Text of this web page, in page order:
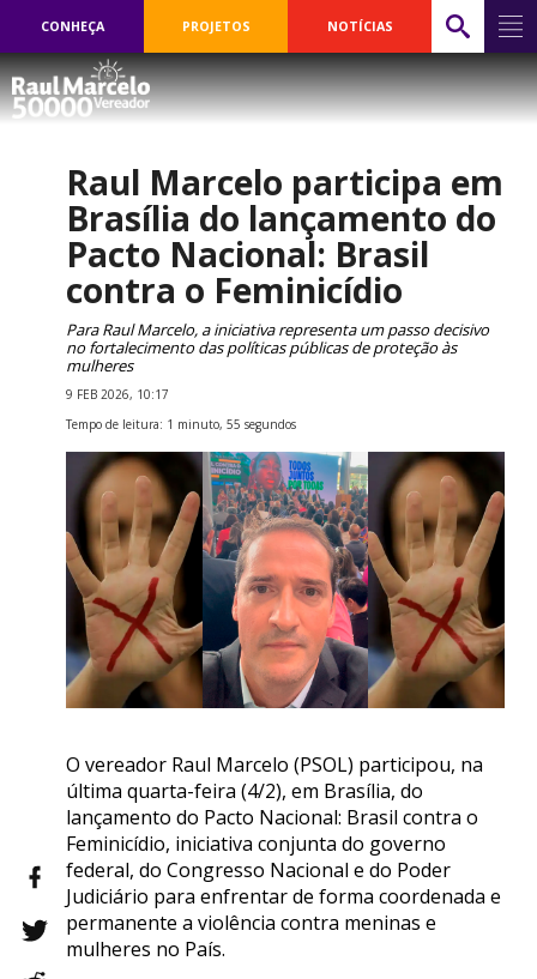
CONHEÇA PROJETOS NOTÍCIAS
Raul Marcelo participa em
Brasília do lançamento do
Pacto Nacional: Brasil
contra o Feminicídio
Para Raul Marcelo, a iniciativa representa um passo decisivo
no fortalecimento das políticas públicas de proteção às
mulheres
9 FEB 2026, 10:17
Tempo de leitura: 1 minuto, 55 segundos
O vereador Raul Marcelo (PSOL) participou, na
última quarta-feira (4/2), em Brasília, do
lançamento do Pacto Nacional: Brasil contra o
Feminicídio, iniciativa conjunta do governo
federal, do Congresso Nacional e do Poder
Judiciário para enfrentar de forma coordenada e
permanente a violência contra meninas e
mulheres no País.